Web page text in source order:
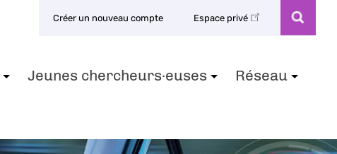
Créer un nouveau compte Espace privé
Jeunes chercheurs·euses Réseau